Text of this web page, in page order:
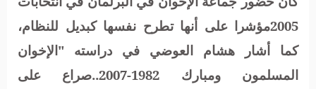
2005مؤشرا على أنها تطرح نفسها كبديل للنظام،
كما أشار هشام العوضي في دراسته "الإخوان
المسلمون ومبارك 1982-2007..صراع على